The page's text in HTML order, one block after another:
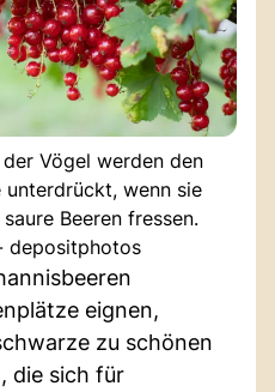
Vögel werden den
unterdrückt, wenn sie
Beeren fressen.
depositphotos
eignen,
zu schönen
die sich für